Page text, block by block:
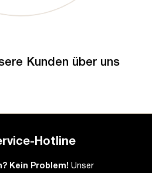
Kunden über uns
Hotline
Kein Problem! Unser